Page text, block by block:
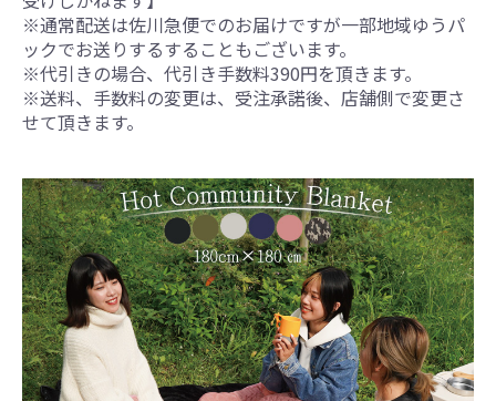
※通常配送は佐川急便でのお届けですが一部地域ゆうパ
ックでお送りするすることもございます。
※代引きの場合、代引き手数料390円を頂きます。
※送料、手数料の変更は、受注承諾後、店舗側で変更さ
せて頂きます。